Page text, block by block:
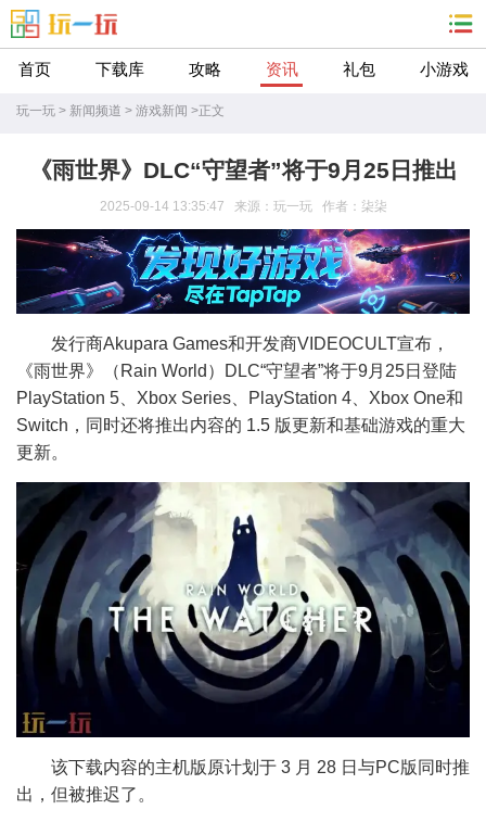
首页 下载库 攻略 资讯 礼包 小游戏
玩一玩 > 新闻频道 > 游戏新闻 >正文
《雨世界》DLC“守望者”将于9月25日推出
2025-09-14 13:35:47 来源：玩一玩 作者：柒柒
发行商Akupara Games和开发商VIDEOCULT宣布，
《雨世界》（Rain World）DLC“守望者”将于9月25日登陆
PlayStation 5、Xbox Series、PlayStation 4、Xbox One和
Switch，同时还将推出内容的 1.5 版更新和基础游戏的重大
更新。
该下载内容的主机版原计划于 3 月 28 日与PC版同时推
出，但被推迟了。